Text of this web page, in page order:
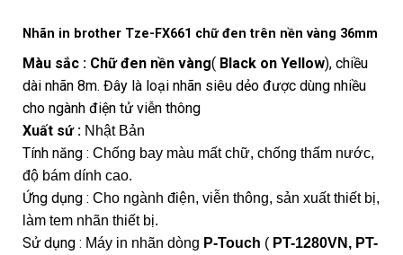
Nhãn in brother Tze-FX661 chữ đen trên nền vàng 36mm
Màu sắc : Chữ đen nền vàng( Black on Yellow), chiều
dài nhãn 8m. Đây là loại nhãn siêu dẻo được dùng nhiều
cho ngành điện tử viễn thông
Xuất sứ : Nhật Bản
Tính năng : Chống bay màu mất chữ, chống thấm nước,
độ bám dính cao.
Ứng dụng : Cho ngành điện, viễn thông, sản xuất thiết bị,
làm tem nhãn thiết bị.
Sử dụng : Máy in nhãn dòng P-Touch ( PT-1280VN, PT-